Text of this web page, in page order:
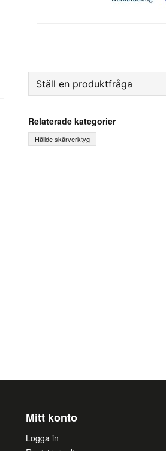
Ställ en produktfråga
Fråga oss något om denna
Relaterade kategorier
Hällde skärverktyg
Mitt konto
Logga in